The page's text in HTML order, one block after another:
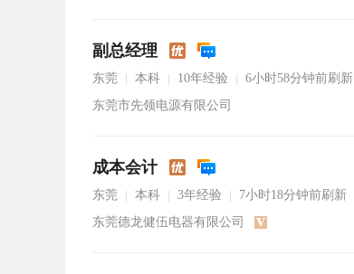
副总经理
东莞 本科 10年经验
6小时58分钟前刷新
东莞市先领电源有限公司
成本会计
东莞 本科 3年经验
7小时18分钟前刷新
东莞德龙健伍电器有限公司